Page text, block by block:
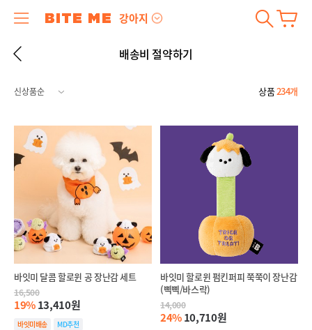
강아지
배송비 절약하기
상품234개
바잇미 달콤 할로윈 공 장난감 세트
16,500
19%13,410원
바잇미배송
MD추천
바잇미 할로윈 펌킨퍼피 쭉쭉이 장난감
(삑삑/바스락)
14,000
24%10,710원